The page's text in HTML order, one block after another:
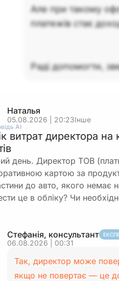
Але при такому
платежів стає
Раді допомогти,
Наталья
05.08.2026 | 20:23Інше
АІ
витрат директора
день. Директор ТОВ
картою за
до авто, якого немає
це в обліку? Чи
Стефанія, консультант
06.08.2026 | 00:31
Так, директор може
якщо не повертає — це